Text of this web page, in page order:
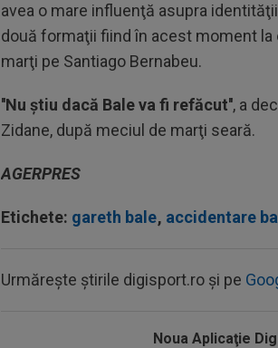
avea o mare influenţă asupra
două formaţii fiind în acest moment
marţi pe Santiago Bernabeu.
''Nu ştiu dacă Bale va fi refăcut'', a
Zidane, după meciul de marţi seară.
AGERPRES
Etichete: gareth bale, accidentare
Urmărește știrile digisport.ro și pe
Noua Aplicaţie